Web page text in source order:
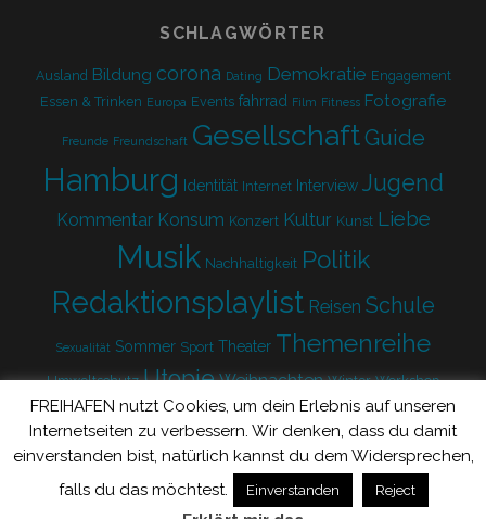
SCHLAGWÖRTER
Ausland Bildung corona Dating Demokratie Engagement
Essen & Trinken Europa Events fahrrad Film Fitness Fotografie
Freunde Freundschaft GesellschaftGuide
Hamburg Identität Internet Interview Jugend
Kommentar Konsum Konzert Kultur Kunst Liebe
Musik Nachhaltigkeit Politik
Redaktionsplaylist Reisen Schule
Sexualität Sommer Sport Theater Themenreihe
Umweltschutz Utopie Weihnachten Winter Workshop
Zukunft
FREIHAFEN nutzt Cookies, um dein Erlebnis auf unseren
Internetseiten zu verbessern. Wir denken, dass du damit
einverstanden bist, natürlich kannst du dem Widersprechen,
falls du das möchtest.
Einverstanden Reject